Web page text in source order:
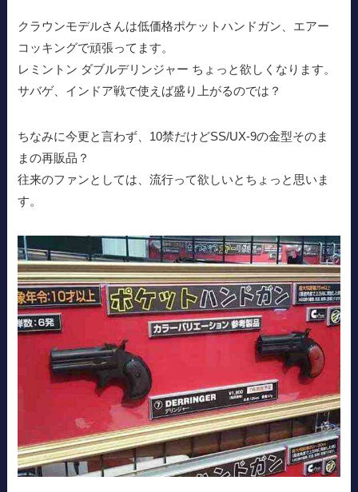
クラウンモデルさんは低価格ポケットハンドガン、エアー
コッキングで頑張ってます。
レミントン ダブルデリンジャー ちょっと欲しくなります。
サバゲ、インドア戦で使えば盛り上がるのでは？
ちなみに今更と言わず、10禁だけどSS/UX-9の金型そのま
まの再販品？
往来のファンとしては、流行って欲しいとちょっと思いま
す。